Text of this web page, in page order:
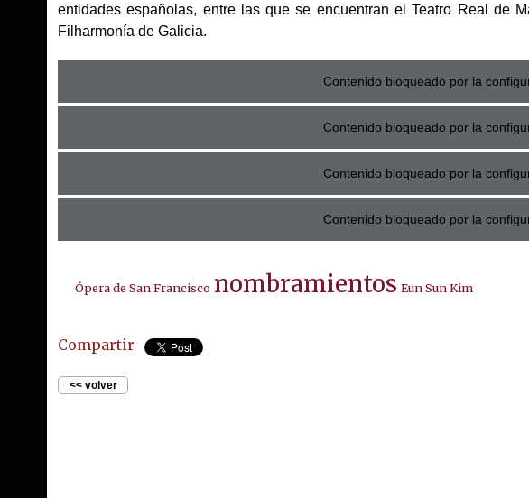
entidades españolas, entre las que se encuentran el Teatro Real de
Filharmonía de Galicia.
Contenido bloqueado por la
Contenido bloqueado por la
Contenido bloqueado por la
Contenido bloqueado por la
Ópera de San Francisco nombramientos Eun Sun Kim
Compartir
<< volver